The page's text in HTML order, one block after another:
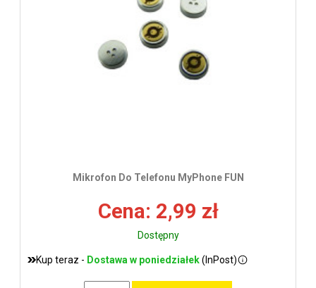
Mikrofon Do Telefonu MyPhone FUN
Cena: 2,99 zł
Dostępny
Kup teraz - Dostawa w poniedziałek(InPost)